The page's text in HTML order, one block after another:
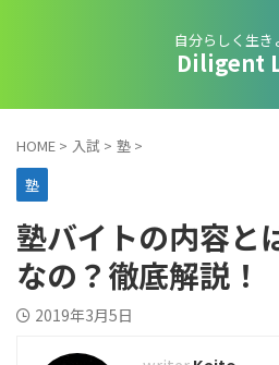
自分らしく生き
Diligent
HOME > 入試 > 塾 >
塾
塾バイトの内容と
なの？徹底解説！
2019年3月5日